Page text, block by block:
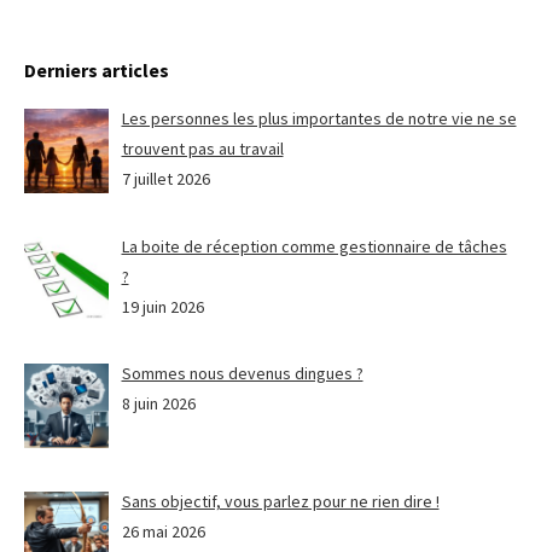
Derniers articles
Les personnes les plus importantes de notre vie ne se
trouvent pas au travail
7 juillet 2026
La boite de réception comme gestionnaire de tâches
?
19 juin 2026
Sommes nous devenus dingues ?
8 juin 2026
Sans objectif, vous parlez pour ne rien dire !
26 mai 2026